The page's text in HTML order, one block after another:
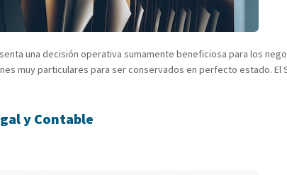
una decisión operativa sumamente beneficiosa para los
muy particulares para ser conservados en perfecto estado.
y Contable